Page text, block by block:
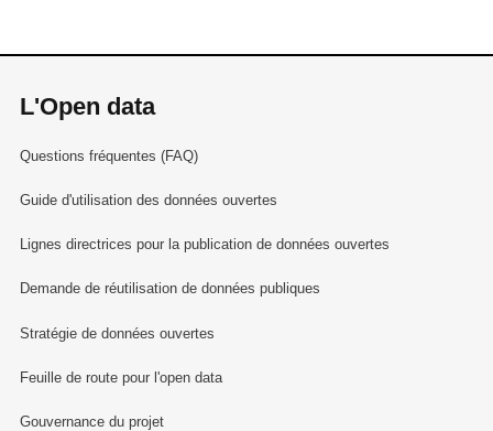
L'Open data
Questions fréquentes (FAQ)
Guide d'utilisation des données ouvertes
Lignes directrices pour la publication de données ouvertes
Demande de réutilisation de données publiques
Stratégie de données ouvertes
Feuille de route pour l'open data
Gouvernance du projet